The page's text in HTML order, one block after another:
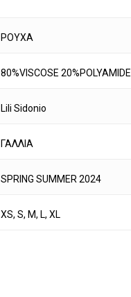
ΡΟΥΧΑ
80%VISCOSE 20%POLYAMIDE
Lili Sidonio
ΓΑΛΛΙΑ
SPRING SUMMER 2024
XS, S, M, L, XL